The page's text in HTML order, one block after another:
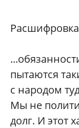
пытаются
с народом
Мы не
долг. И этот